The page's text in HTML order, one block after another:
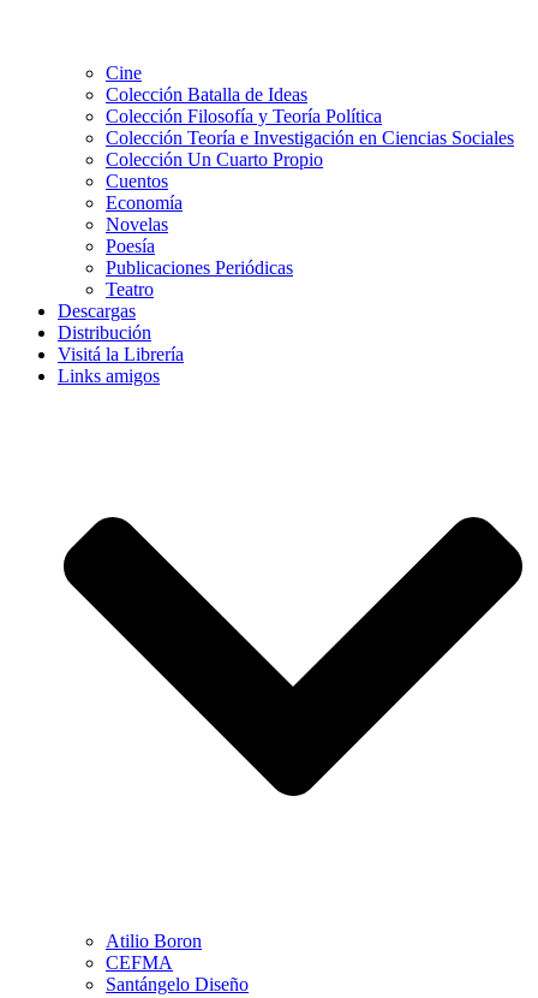
Cine
Colección Batalla de Ideas
Colección Filosofía y Teoría Política
Colección Teoría e Investigación en Ciencias Sociales
Colección Un Cuarto Propio
Cuentos
Economía
Novelas
Poesía
Publicaciones Periódicas
Teatro
Descargas
Distribución
Visitá la Librería
Links amigos
Atilio Boron
CEFMA
Santángelo Diseño